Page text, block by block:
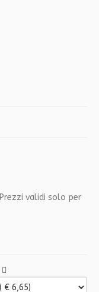
Prezzi validi solo per